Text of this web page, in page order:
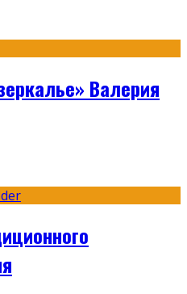
Валерия